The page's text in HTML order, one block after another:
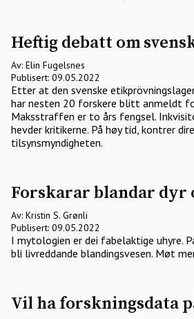
Heftig debatt om
Av: Elin Fugelsnes
Publisert: 09.05.2022
Etter at den svenske
har nesten 20 forskere blitt anmeldt
Maksstraffen er to års fengsel.
hevder kritikerne. På høy tid, kontrer
tilsynsmyndigheten.
Forskarar blandar dyr
Av: Kristin S. Grønli
Publisert: 09.05.2022
I mytologien er dei fabelaktige uhyre.
bli livreddande blandingsvesen. Møt
Vil ha forskningsdata